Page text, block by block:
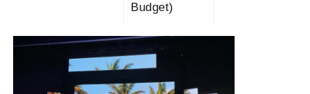
Budget)